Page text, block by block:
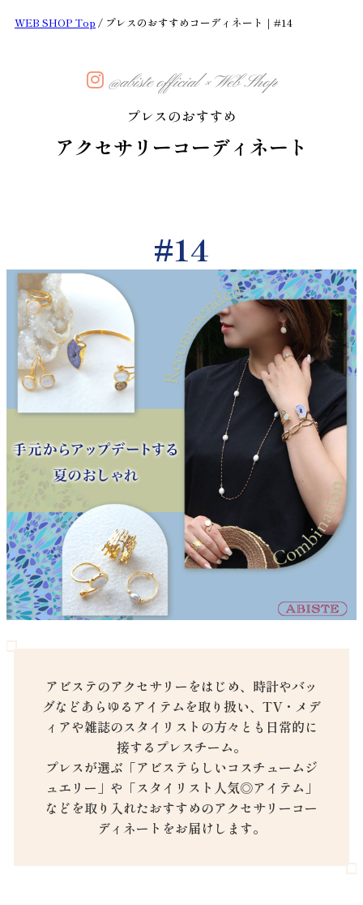
WEB SHOP Top プレスのおすすめコーディネート｜#14
@abiste official × Web Shop
プレスのおすすめ
アクセサリーコーディネート
#14
アビステのアクセサリーをはじめ、時計やバッ
グなどあらゆるアイテムを取り扱い、TV・メデ
ィアや雑誌のスタイリストの方々とも日常的に
接するプレスチーム。
プレスが選ぶ「アビステらしいコスチュームジ
ュエリー」や「スタイリスト人気◎アイテム」
などを取り入れたおすすめのアクセサリーコー
ディネートをお届けします。